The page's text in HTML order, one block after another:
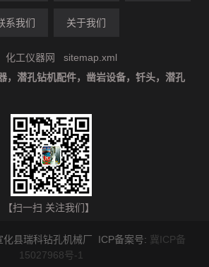
系我们 关于我们
化工仪器网
sitemap.xml
，潜孔钻机配件，凿岩设备，钎头，潜孔
【扫一扫 关注我们】
县瑞科钻孔机械厂 ICP备案号: 冀ICP备
15027968号-1